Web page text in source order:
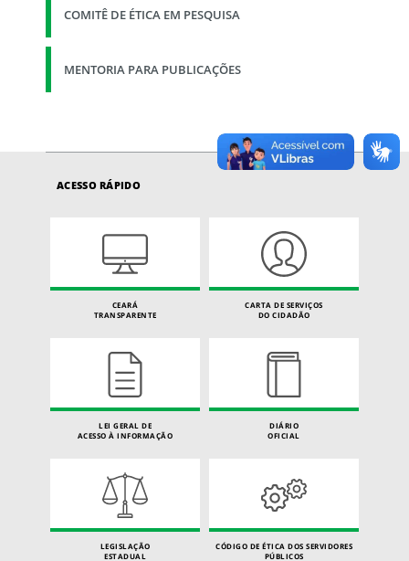
COMITÊ DE ÉTICA EM PESQUISA
MENTORIA PARA PUBLICAÇÕES
ACESSO RÁPIDO
CEARÁ
TRANSPARENTE
CARTA DE SERVIÇOS
DO CIDADÃO
LEI GERAL DE
ACESSO À INFORMAÇÃO
DIÁRIO
OFICIAL
LEGISLAÇÃO
ESTADUAL
CÓDIGO DE ÉTICA DOS SERVIDORES
PÚBLICOS